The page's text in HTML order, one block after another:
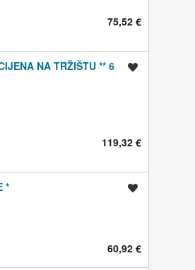
75,52 €
NA TRŽIŠTU ** 6
119,32 €
*
60,92 €